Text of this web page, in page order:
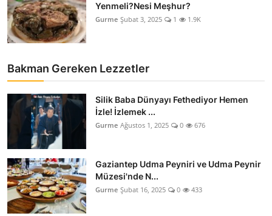
Yenmeli?Nesi Meşhur?
Gurme Şubat 3, 2025 1 1.9K
Bakman Gereken Lezzetler
Silik Baba Dünyayı Fethediyor Hemen
İzle! İzlemek ...
Gurme Ağustos 1, 2025 0 676
Gaziantep Udma Peyniri ve Udma Peynir
Müzesi'nde N...
Gurme Şubat 16, 2025 0 433